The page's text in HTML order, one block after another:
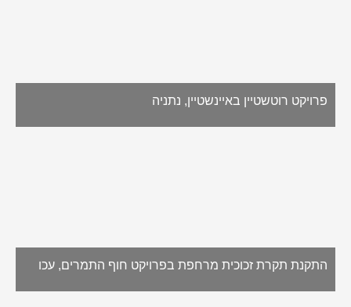
פרויקט רוטשטיין באיינשטיין, נתניה
התקנת תקרת זכוכית מרחפת בפרויקט חוף התמרים, עכו